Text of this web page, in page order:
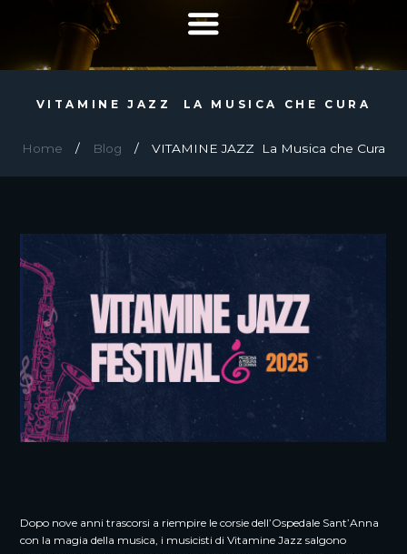
VITAMINE JAZZ LA MUSICA CHE CURA
Home Blog VITAMINE JAZZ La Musica che Cura
Dopo nove anni trascorsi a riempire le corsie dell’Ospedale Sant’Anna
con la magia della musica, i musicisti di Vitamine Jazz salgono